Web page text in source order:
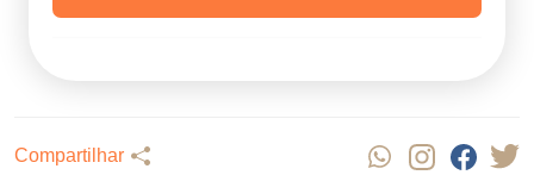
Compartilhar